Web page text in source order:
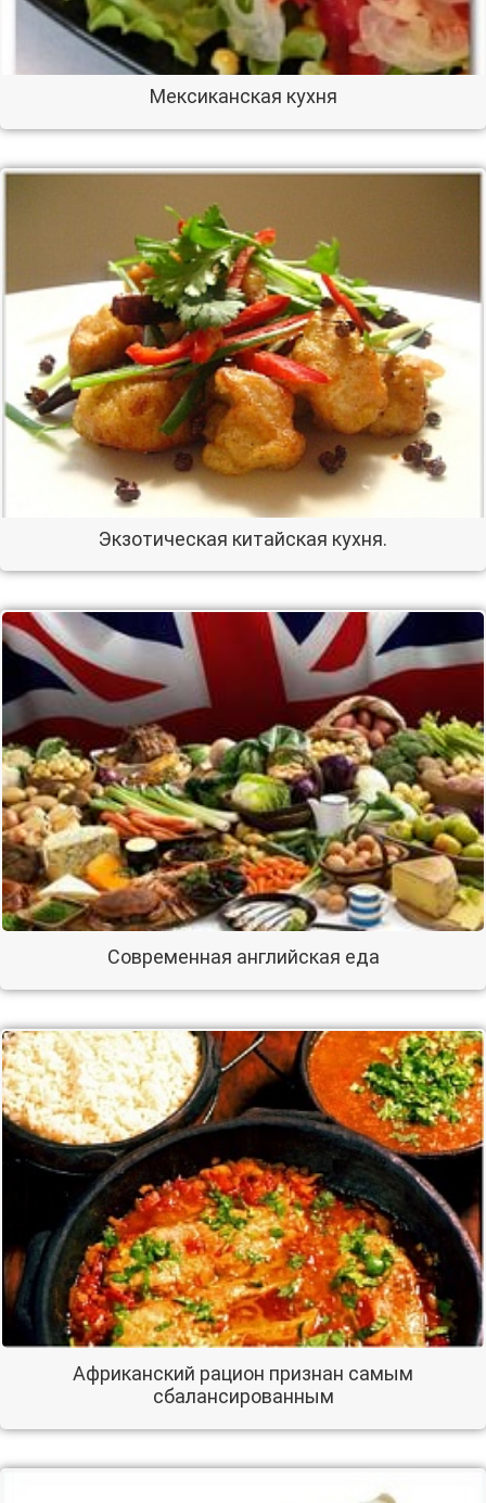
Мексиканская кухня
Экзотическая китайская кухня.
Современная английская еда
Африканский рацион признан самым
сбалансированным